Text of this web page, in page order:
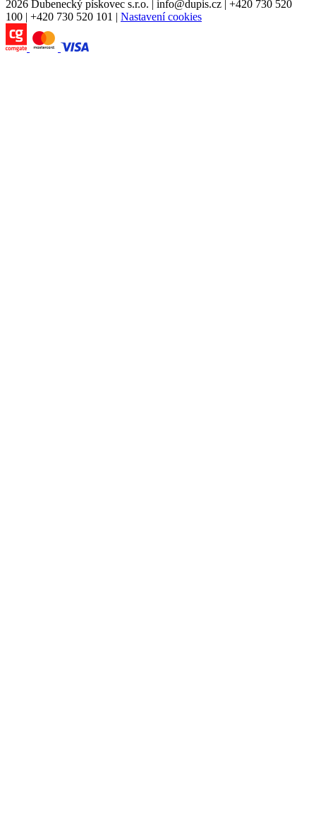
2026 Dubenecký pískovec s.r.o. | info@dupis.cz | +420 730 520
100 | +420 730 520 101 | Nastavení cookies